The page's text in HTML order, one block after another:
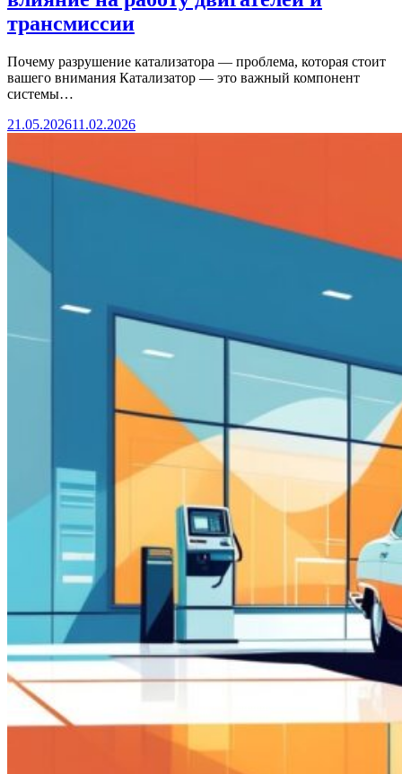
трансмиссии
Почему разрушение катализатора — проблема, которая стоит
вашего внимания Катализатор — это важный компонент
системы…
21.05.202611.02.2026